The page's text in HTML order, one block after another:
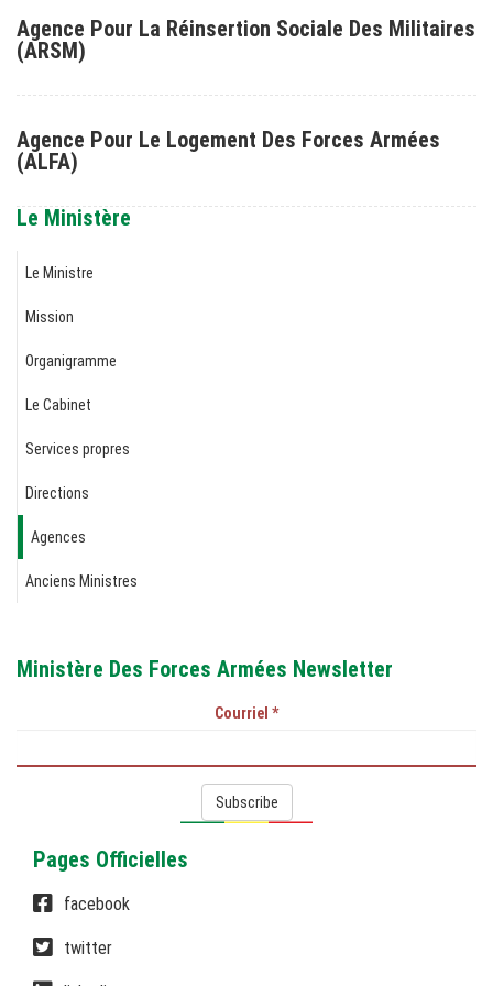
Agence Pour La Réinsertion Sociale Des Militaires
(ARSM)
Agence Pour Le Logement Des Forces Armées
(ALFA)
Le Ministère
Le Ministre
Mission
Organigramme
Le Cabinet
Services propres
Directions
Agences
Anciens Ministres
Ministère Des Forces Armées Newsletter
Courriel *
Subscribe
Pages Officielles
facebook
twitter